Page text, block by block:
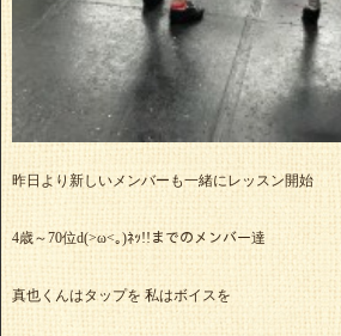
昨日より新しいメンバーも一緒にレッスン開始
4歳～70位d(>ω<｡)ﾈｯ!!までのメンバー達
真也くんはタップを 私はボイスを